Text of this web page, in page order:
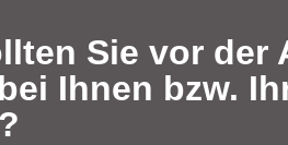
Sie vor der
Ihnen bzw.